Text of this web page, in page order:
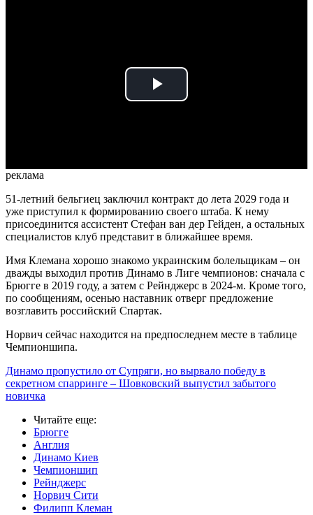
Play
реклама
51-летний бельгиец заключил контракт до лета 2029 года и
уже приступил к формированию своего штаба. К нему
присоединится ассистент Стефан ван дер Гейден, а остальных
специалистов клуб представит в ближайшее время.
Имя Клемана хорошо знакомо украинским болельщикам – он
дважды выходил против Динамо в Лиге чемпионов: сначала с
Брюгге в 2019 году, а затем с Рейнджерс в 2024-м. Кроме того,
по сообщениям, осенью наставник отверг предложение
возглавить российский Спартак.
Норвич сейчас находится на предпоследнем месте в таблице
Чемпионшипа.
Динамо пропустило от Супряги, но вырвало победу в
секретном спарринге – Шовковский выпустил забытого
новичка
Читайте еще:
Брюгге
Англия
Динамо Киев
Чемпионшип
Рейнджерс
Норвич Сити
Филипп Клеман